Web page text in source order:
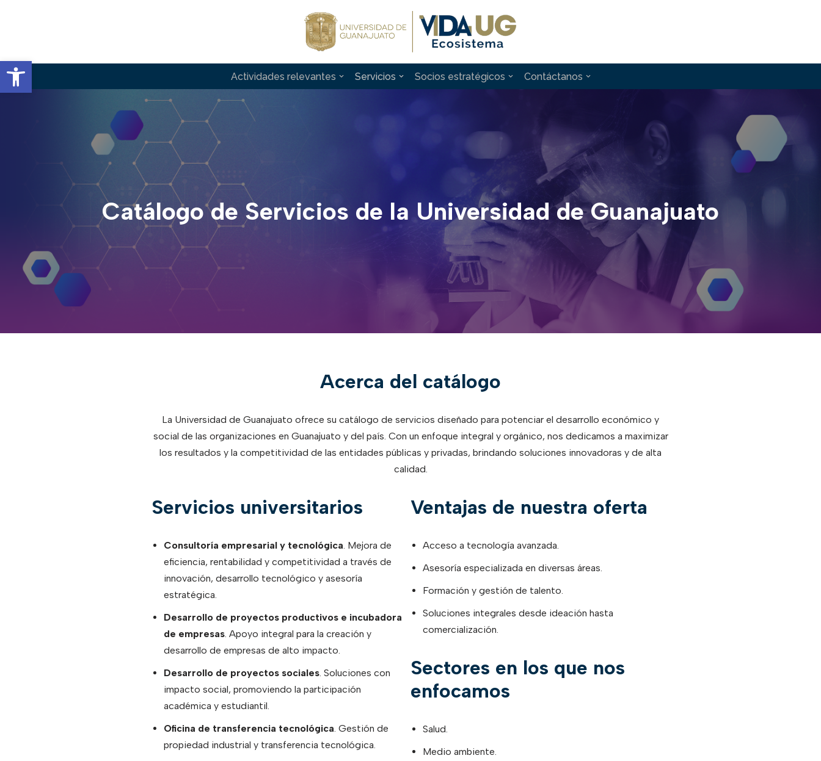
Abrir barra de herramientas
contenido
Actividades relevantes
Servicios Socios estratégicos Contáctanos
Catálogo de Servicios de la Universidad de Guanajuato
Acerca del catálogo
La Universidad de Guanajuato ofrece su catálogo de servicios diseñado para potenciar el desarrollo económico y
social de las organizaciones en Guanajuato y del país. Con un enfoque integral y orgánico, nos dedicamos a maximizar
los resultados y la competitividad de las entidades públicas y privadas, brindando soluciones innovadoras y de alta
calidad.
Servicios universitarios
Consultoría empresarial y tecnológica. Mejora de
eficiencia, rentabilidad y competitividad a través de
innovación, desarrollo tecnológico y asesoría
estratégica.
Desarrollo de proyectos productivos e incubadora
de empresas. Apoyo integral para la creación y
desarrollo de empresas de alto impacto.
Desarrollo de proyectos sociales. Soluciones con
impacto social, promoviendo la participación
académica y estudiantil.
Oficina de transferencia tecnológica. Gestión de
propiedad industrial y transferencia tecnológica.
Ventajas de nuestra oferta
Acceso a tecnología avanzada.
Asesoría especializada en diversas áreas.
Formación y gestión de talento.
Soluciones integrales desde ideación hasta
comercialización.
Sectores en los que nos
enfocamos
Salud.
Medio ambiente.